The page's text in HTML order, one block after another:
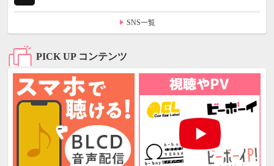
SNS一覧
PICK UP コンテンツ